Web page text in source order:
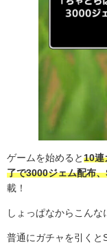
ゲームを始めると 10連
了で3000ジェム配布
載！
しょっぱなからこん
普通にガチャを引くと